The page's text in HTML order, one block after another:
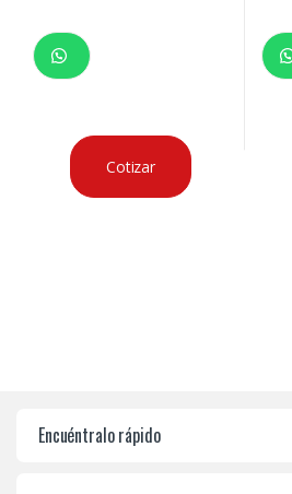
Cotizar
Encuéntralo rápido